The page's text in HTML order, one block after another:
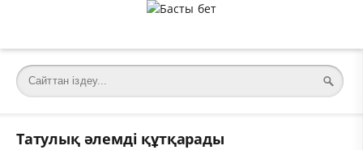
Татулық әлемді құтқарады